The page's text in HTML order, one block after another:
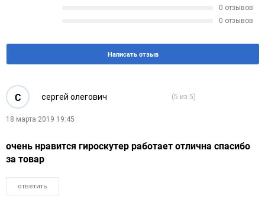
0 отзывов
0 отзывов
Написать отзыв
С сергей олегович (5 из 5)
18 марта 2019 19:45
очень нравится гироскутер работает отлична спасибо
за товар
ответить